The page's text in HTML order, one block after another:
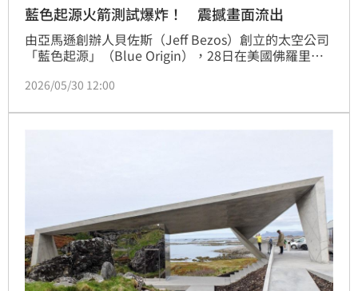
藍色起源火箭測試爆炸！ 震撼畫面流出
由亞馬遜創辦人貝佐斯（Jeff Bezos）創立的太空公司
「藍色起源」（Blue Origin），28日在美國佛羅里達
現場無人傷亡。據BBC 29日報導，大爆炸發生在當地
Glenn）重型火箭進行引擎測試，過程中卻突發嚴重異
常，導致試射火箭爆炸瞬間被巨大火球吞噬，點燃整個
2026/05/30 12:00